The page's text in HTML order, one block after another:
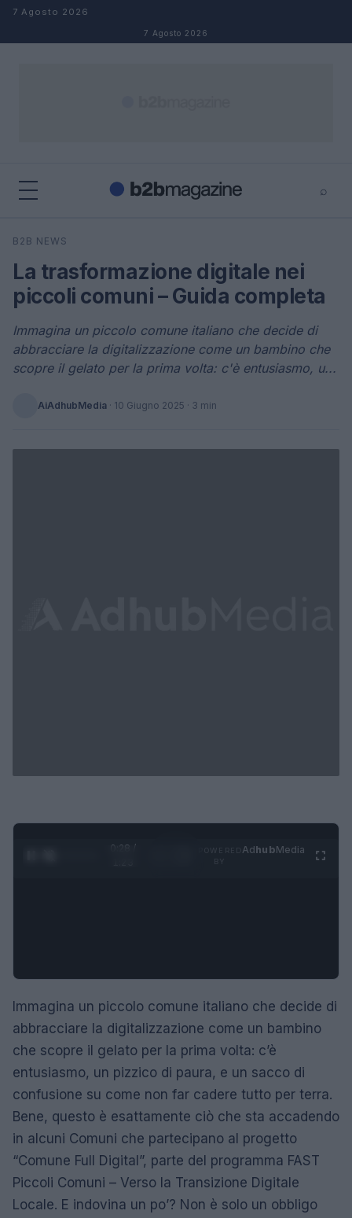
Salta al contenuto
7 Agosto 2026
7 Agosto 2026
⌕
Cerca
B2B NEWS
La trasformazione digitale nei
piccoli comuni – Guida completa
Immagina un piccolo comune italiano che decide di
abbracciare la digitalizzazione come un bambino che
scopre il gelato per la prima volta: c'è entusiasmo, u...
AiAdhubMedia · 10 Giugno 2025 · 3 min
0:29 /
AdhubMedia
Immagina un piccolo comune italiano che decide di
abbracciare la digitalizzazione come un bambino
che scopre il gelato per la prima volta: c’è
entusiasmo, un pizzico di paura, e un sacco di
confusione su come non far cadere tutto per terra.
Bene, questo è esattamente ciò che sta accadendo
in alcuni Comuni che partecipano al progetto
“Comune Full Digital”, parte del programma FAST
Piccoli Comuni – Verso la Transizione Digitale
Locale. E indovina un po’? Non è solo un obbligo